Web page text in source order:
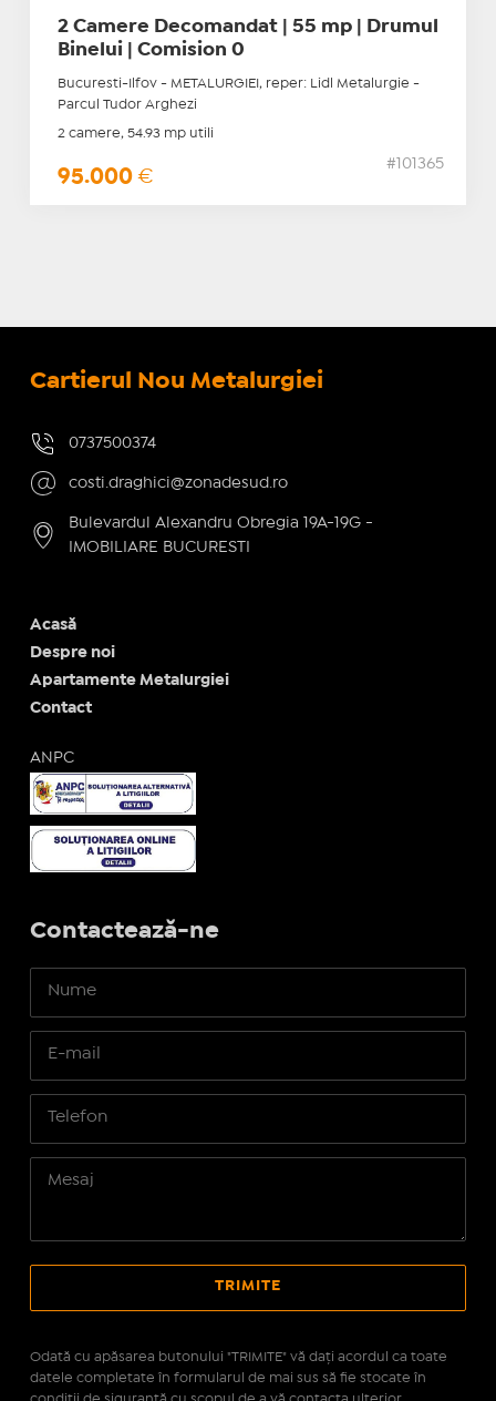
2 Camere Decomandat | 55 mp | Drumul
Binelui | Comision 0
Bucuresti-Ilfov - METALURGIEI, reper: Lidl Metalurgie -
Parcul Tudor Arghezi
2 camere, 54.93 mp utili
95.000 €
#101365
Cartierul Nou Metalurgiei
0737500374
costi.draghici@zonadesud.ro
Bulevardul Alexandru Obregia 19A-19G -
IMOBILIARE BUCURESTI
Acasă
Despre noi
Apartamente Metalurgiei
Contact
ANPC
Contactează-ne
Odată cu apăsarea butonului "TRIMITE" vă daţi acordul ca toate
datele completate în formularul de mai sus să fie stocate în